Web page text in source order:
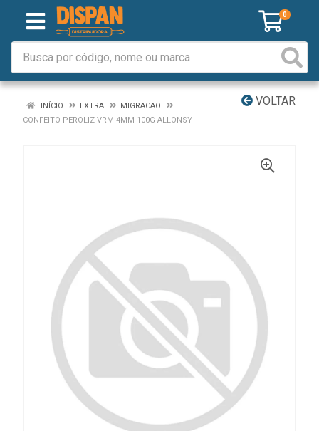
0
VOLTAR
INÍCIO EXTRA
MIGRACAO
CONFEITO PEROLIZ VRM 4MM 100G ALLONSY